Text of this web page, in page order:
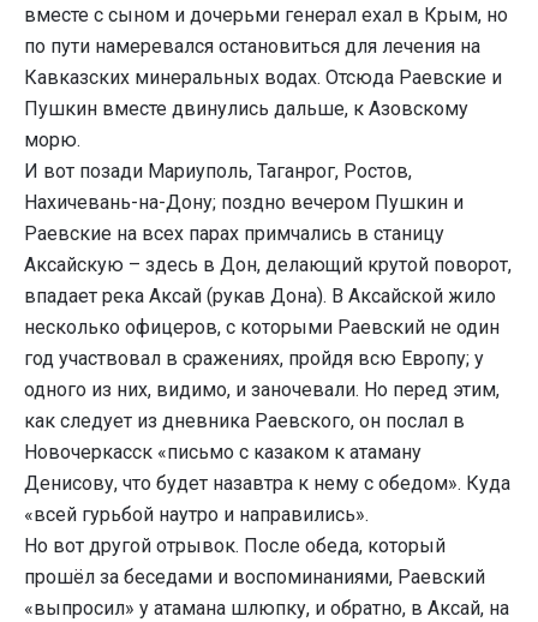
вместе с сыном и дочерьми генерал ехал в Крым, но
по пути намеревался остановиться для лечения на
Кавказских минеральных водах. Отсюда Раевские и
Пушкин вместе двинулись дальше, к Азовскому
морю.
И вот позади Мариуполь, Таганрог, Ростов,
Нахичевань-на-Дону; поздно вечером Пушкин и
Раевские на всех парах примчались в станицу
Аксайскую – здесь в Дон, делающий крутой поворот,
впадает река Аксай (рукав Дона). В Аксайской жило
несколько офицеров, с которыми Раевский не один
год участвовал в сражениях, пройдя всю Европу; у
одного из них, видимо, и заночевали. Но перед этим,
как следует из дневника Раевского, он послал в
Новочеркасск «письмо с казаком к атаману
Денисову, что будет назавтра к нему с обедом». Куда
«всей гурьбой наутро и направились».
Но вот другой отрывок. После обеда, который
прошёл за беседами и воспоминаниями, Раевский
«выпросил» у атамана шлюпку, и обратно, в Аксай, на